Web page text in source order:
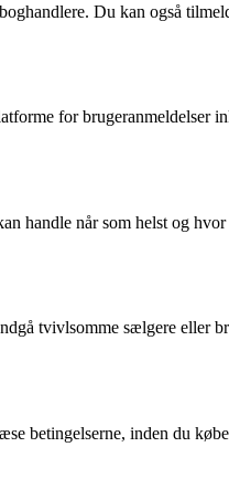
Du kan også
for brugeranmeldelser
handle når som helst og
tvivlsomme sælgere eller
betingelserne, inden du